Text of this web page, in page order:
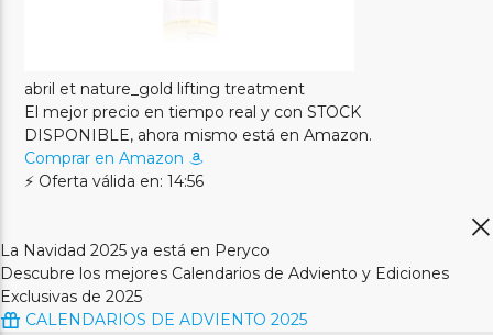
abril et nature_gold lifting treatment
El mejor precio en tiempo real y con STOCK
DISPONIBLE, ahora mismo está en Amazon.
Comprar en Amazon
⚡ Oferta válida en: 14:56
La Navidad 2025 ya está en Peryco
Descubre los mejores Calendarios de Adviento y Ediciones
Exclusivas de 2025
CALENDARIOS DE ADVIENTO 2025